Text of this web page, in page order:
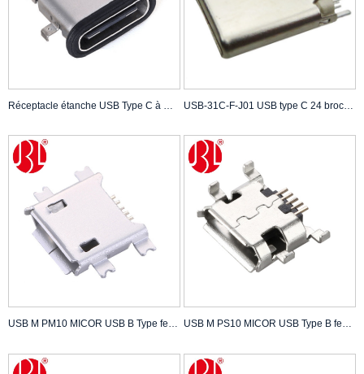
USB M PM10 MICOR USB B Type femelle offset type SMT USB M PS10 MICOR USB Type B femelle type offset DIP